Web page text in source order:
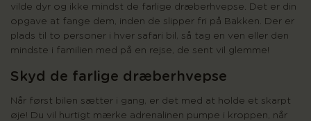
vilde dyr og ikke mindst de farlige dræberhvepse. Det er din
opgave at fange dem, inden de slipper fri på Bakken. Der er
plads til to personer i hver safari bil, så tag en ven eller den
mindste i familien med på en rejse, de sent vil glemme!
Skyd de farlige dræberhvepse
Når først bilen sætter i gang, er det med at holde et skarpt
øje! Du vil hurtigt mærke adrenalinen pumpe i kroppen, når